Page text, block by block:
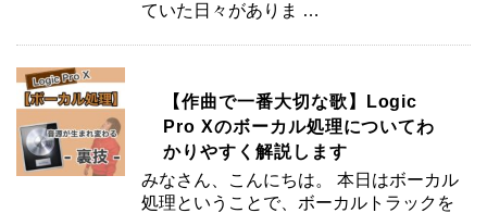
ていた日々がありま …
【作曲で一番大切な歌】Logic
Pro Xのボーカル処理についてわ
かりやすく解説します
みなさん、こんにちは。 本日はボーカル
処理ということで、ボーカルトラックを